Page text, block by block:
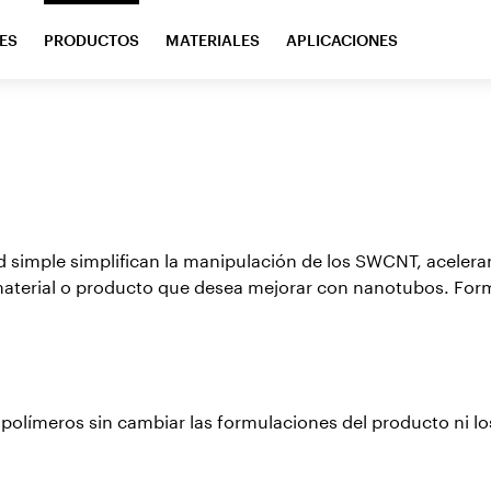
PRODUCTOS MATERIALES APLICACIONES
simplifican la manipulación de los SWCNT,
o producto que desea mejorar con nanotubos.
sin cambiar las formulaciones del producto ni